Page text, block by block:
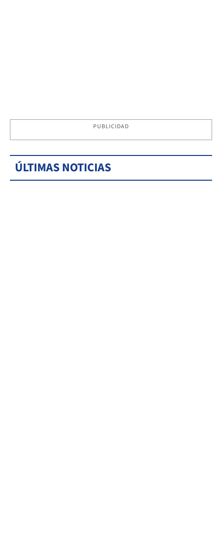
PUBLICIDAD
ÚLTIMAS NOTICIAS